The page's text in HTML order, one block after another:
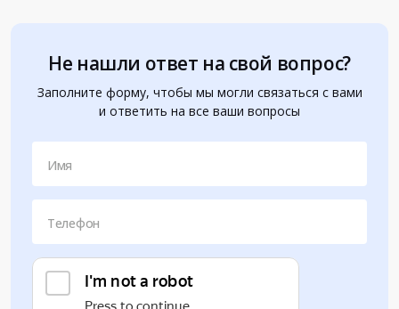
Не нашли ответ на свой вопрос?
Заполните форму, чтобы мы могли связаться с вами
и ответить на все ваши вопросы
Имя
Телефон